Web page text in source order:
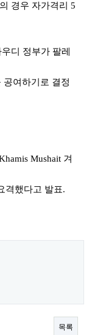
경우 자가격리 5
디 정부가 팔레
여하기로 결정
Mushait 겨
격했다고 발표.
목록